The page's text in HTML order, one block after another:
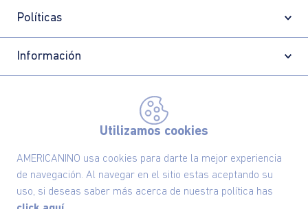
Utilizamos cookies
AMERICANINO usa cookies para darte la mejor experiencia
de navegación. Al navegar en el sitio estas aceptando su
uso, si deseas saber más acerca de nuestra política has
Políticas
Información